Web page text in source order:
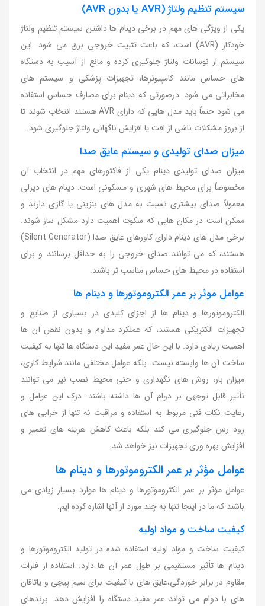
سیستم تنظیم ولتاژ (AVR یا بدون AVR)
یکی از ویژگی های مهم در برخی دینام ها داشتن سیستم تنظیم ولتاژ
خودکار (AVR) است، که باعث تثبیت خروجی برق می شود. این
سیستم از نوسانات ولتاژ جلوگیری کرده و مانع از آسیب به دستگاه
های حساس مانند کامپیوترها، تجهیزات پزشکی و سیستم های
مخابراتی می شود. درصورتی که دینام برای مصارف حساس استفاده
می شود حتماً باید مدل هایی که دارای AVR هستند انتخاب شوند تا
از بروز مشکلات ناشی از افت یا افزایش ناگهانی ولتاژ جلوگیری شود.
میزان صدای تولیدی و سیستم عایق صدا
میزان صدای تولیدی دینام یکی از فاکتورهای مهم در انتخاب آن
مخصوصاً برای محیط های شهری و مسکونی است. دینام های دیزلی
معمولاً صدای بیشتری نسبت به مدل های بنزینی یا گازی دارند و
ممکن است در مکان هایی که سکوت اهمیت دارد مشکل ساز شوند.
برخی مدل های دینام دارای کاورهای عایق صدا (Silent Generator)
هستند، که می توانند صدای خروجی را به حداقل برسانند و برای
استفاده در محیط های حساس مناسب تر باشند.
عوامل موثر بر عمر الکتروموتورها و دینام ها
الکتروموتورها و دینام ها از اجزای کلیدی در بسیاری از صنایع و
تجهیزات الکتریکی هستند، که عملکرد مداوم و بدون نقص آن ها
اهمیت زیادی دارد. با این حال عمر مفید این دستگاه ها تنها به کیفیت
ساخت آن ها وابسته نیست. بلکه عوامل مختلفی مانند شرایط کاری،
میزان بار، روش های نگهداری و حتی محیط نصب نیز می توانند
تأثیر قابل توجهی بر دوام آن ها داشته باشند. درک این عوامل و
رعایت نکات فنی مربوط به استفاده و مراقبت نه تنها از خرابی های
زود رس جلوگیری می کند بلکه باعث کاهش هزینه های تعمیر و
افزایش بهره وری تجهیزات نیز خواهد شد.
عوامل مؤثر بر عمر الکتروموتورها و دینام ها
عوامل مؤثر بر عمر الکتروموتورها و دینام ها موارد بسیار زیادی می
باشند که ما در اینجا تنها به چند مورد از آنها اشاره کرده ایم.
کیفیت ساخت و مواد اولیه
کیفیت ساخت و مواد اولیه استفاده شده در تولید الکتروموتورها و
دینام ها تأثیر مستقیمی بر طول عمر آن ها دارد. استفاده از فلزات
مقاوم در برابر خوردگی،عایق های با کیفیت برای سیم پیچی و یاتاقان
های با دوام می تواند عمر مفید دستگاه را افزایش دهد. برندهای